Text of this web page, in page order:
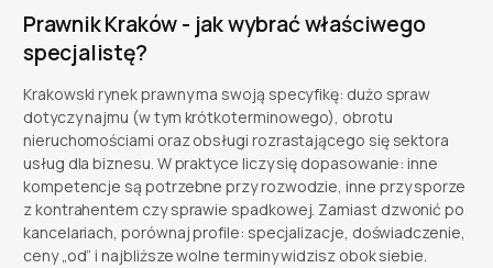
Prawnik Kraków - jak wybrać właściwego
specjalistę?
Krakowski rynek prawny ma swoją specyfikę: dużo spraw
dotyczy najmu (w tym krótkoterminowego), obrotu
nieruchomościami oraz obsługi rozrastającego się sektora
usług dla biznesu. W praktyce liczy się dopasowanie: inne
kompetencje są potrzebne przy rozwodzie, inne przy sporze
z kontrahentem czy sprawie spadkowej. Zamiast dzwonić po
kancelariach, porównaj profile: specjalizacje, doświadczenie,
ceny „od” i najbliższe wolne terminy widzisz obok siebie.